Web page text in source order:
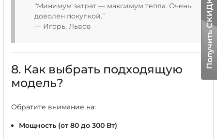
“Минимум затрат — максимум тепла. Очень
доволен покупкой.”
— Игорь, Львов
8. Как выбрать подходящую
модель?
Обратите внимание на:
Мощность (от 80 до 300 Вт)
Получить СКИДКУ!